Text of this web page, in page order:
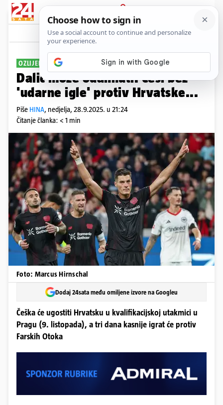
PRIJAVA
Sport Komentari
OZLIJEDIO SE
Dalić može odahnuti. Česi bez
'udarne igle' protiv Hrvatske...
Piše HINA, nedjelja, 28.9.2025. u 21:24
Čitanje članka: < 1 min
Foto: Marcus Hirnschal
Dodaj 24sata među omiljene izvore na Googleu
Češka će ugostiti Hrvatsku u kvalifikacijskoj utakmici u
Pragu (9. listopada), a tri dana kasnije igrat će protiv
Farskih Otoka